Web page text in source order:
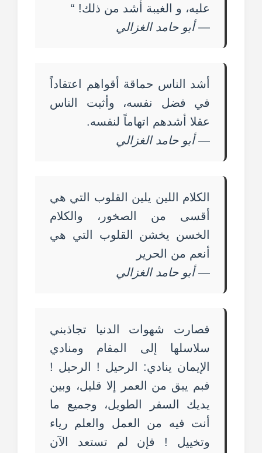
عليه، و الغيبة أشد من ذلك! “
—أبو حامد الغزالي
أشد الناس حماقة أقواهم اعتقاداً
في فضل نفسه، وأثبت الناس
عقلا أشدهم اتهاماً لنفسه.
—أبو حامد الغزالي
الكلام اللين يلين القلوب التي هي
أقسى من الصخور، والكلام
الخسن يخشن القلوب التي هي
أنعم من الحرير
—أبو حامد الغزالي
فصارت شهوات الدنيا تجاذبني
سلاسلها إلى المقام ومنادي
الإيمان ينادي: الرحيل ! الرحيل !
فبم يبق من العمر إلا قليل، وبين
يديك السفر الطويل، وجميع ما
أنت فيه من العمل والعلم رياء
وتخييل ! فإن لم تستعد الآن